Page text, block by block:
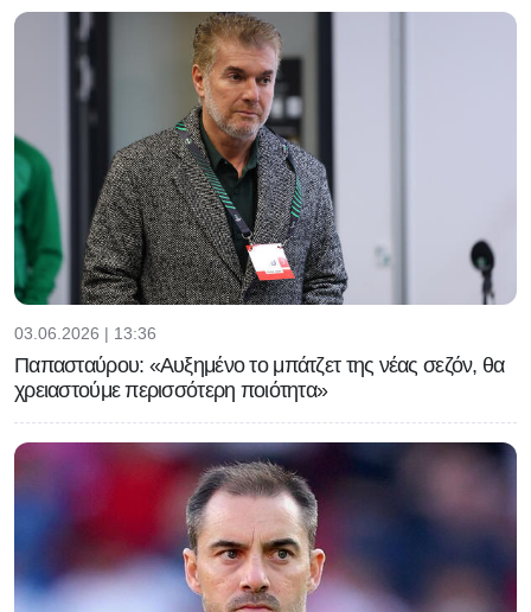
03.06.2026 | 13:36
Παπασταύρου: «Αυξημένο το μπάτζετ της νέας σεζόν, θα
χρειαστούμε περισσότερη ποιότητα»